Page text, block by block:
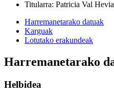
Titularra: Patricia Val Hevia
Harremanetarako datuak
Karguak
Lotutako erakundeak
Harremanetarako
Helbidea